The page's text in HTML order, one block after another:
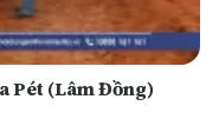
Pét (Lâm Đồng)